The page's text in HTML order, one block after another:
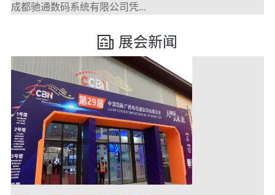
成都驰通数码系统有限公司凭...
展会新闻